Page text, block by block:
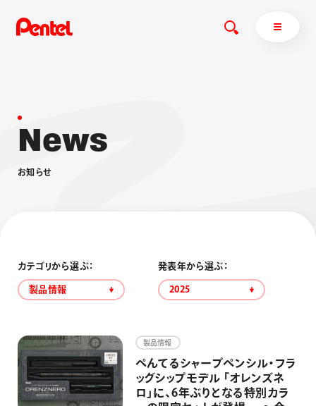
商品を探す
ブラッシュ（筆）
その他
採用情報
運営会社
News
お知 らせ
カテゴリから選ぶ：
製品情報
発表年から選ぶ：
2025
製品情報
ぺんてるシャープペンシル・フラ
ッグシップモデル 「オレンズネ
ロ」に、6年ぶりとなる特別カラ